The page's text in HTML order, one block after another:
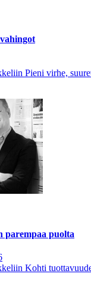
Pieni virhe,
parempaa puolta
Kohti